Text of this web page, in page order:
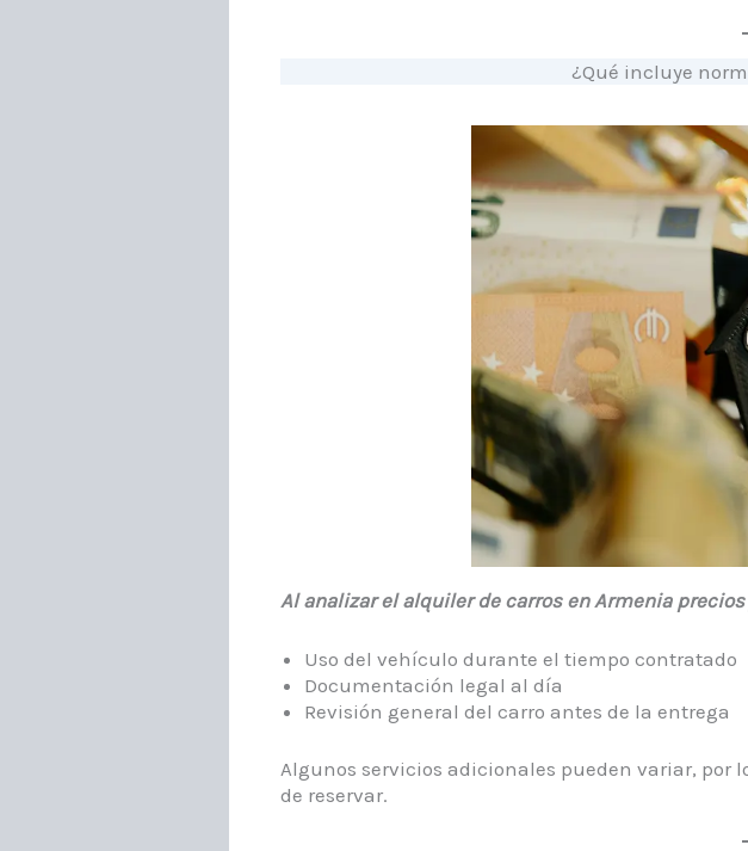
¿Qué incluye
Al analizar el alquiler de carros en Armenia
Uso del vehículo durante el tiempo contratado
Documentación legal al día
Revisión general del carro antes de la entrega
Algunos servicios adicionales pueden variar, por
de reservar.